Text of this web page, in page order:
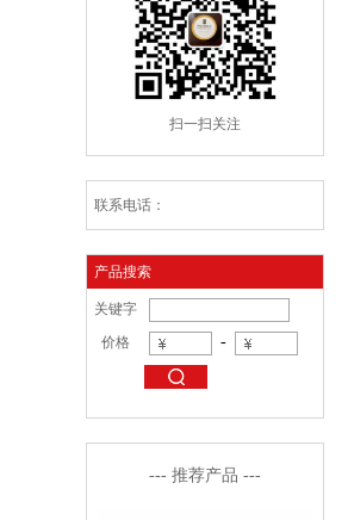
扫一扫关注
联系电话：
产品搜索
关键字
价格
-
--- 推荐产品 ---